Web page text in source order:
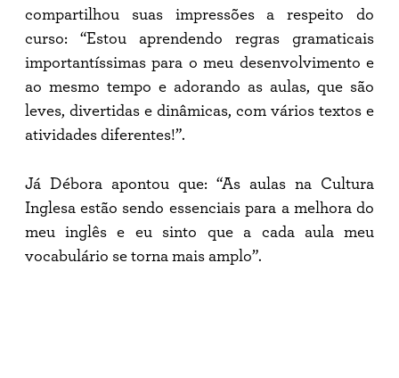
compartilhou suas impressões a respeito do
curso: “Estou aprendendo regras gramaticais
importantíssimas para o meu desenvolvimento e
ao mesmo tempo e adorando as aulas, que são
leves, divertidas e dinâmicas, com vários textos e
atividades diferentes!”.
Já Débora apontou que: “As aulas na Cultura
Inglesa estão sendo essenciais para a melhora do
meu inglês e eu sinto que a cada aula meu
vocabulário se torna mais amplo”.